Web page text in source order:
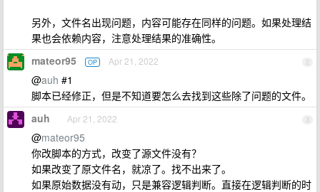
另外，文件名出现问题，内容可能存在同样的问题。如果处理结
果也会依赖内容，注意处理结果的准确性。
2
mateor95 OP Apr 21, 2022
@auh #1
脚本已经修正，但是不知道要怎么去找到这些除了问题的文件。
3
auh Apr 21, 2022
@mateor95
你改脚本的方式，改变了源文件没有？
如果改变了原文件名，就凉了。找不出来了。
如果原始数据没有动，只是兼容逻辑判断。直接在逻辑判断的时